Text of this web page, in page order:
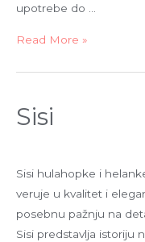
upotrebe do …
Read More »
Sisi
Sisi hulahopke i
veruje u kvalitet i
posebnu pažnju na
Sisi predstavlja istoriju